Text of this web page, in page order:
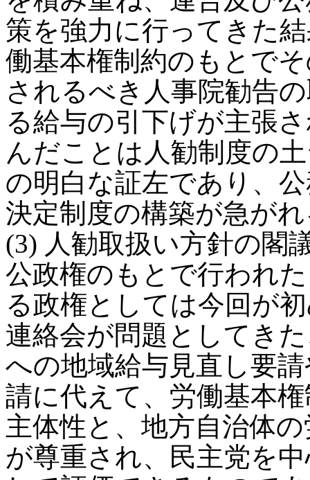
策を強力に行ってきた
働基本権制約のもとで
されるべき人事院勧告
る給与の引下げが主張
んだことは人勧制度の
の明白な証左であり、
決定制度の構築が急が
(3) 人勧取扱い方針の閣
公政権のもとで行われ
る政権としては今回が
連絡会が問題としてき
への地域給与見直し要
請に代えて、労働基本
主体性と、地方自治体
が尊重され、民主党を